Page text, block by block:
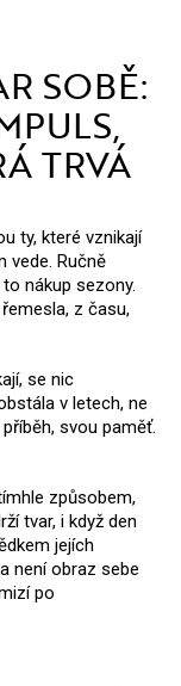
SOBĚ:
TRVÁ
ty, které vznikají
vede. Ručně
nákup sezony.
z času,
se nic
v letech, ne
svou paměť.
způsobem,
tvar, i když den
jejích
není obraz sebe
po